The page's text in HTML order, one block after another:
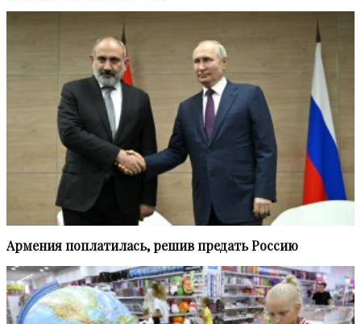
Армения поплатилась, решив предать Россию